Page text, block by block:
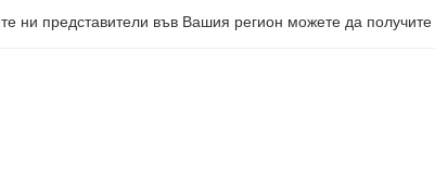
ни представители във Вашия регион можете да